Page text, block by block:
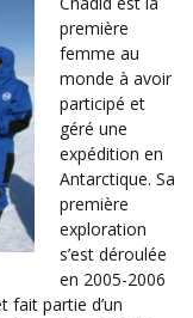
première
femme au
monde à avoir
participé et
géré une
expédition en
Antarctique. Sa
première
exploration
s’est déroulée
en 2005-2006
fait partie d’un